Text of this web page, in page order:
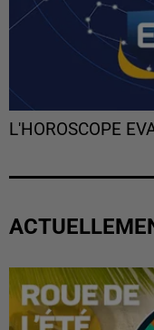
L'HOROSCOPE